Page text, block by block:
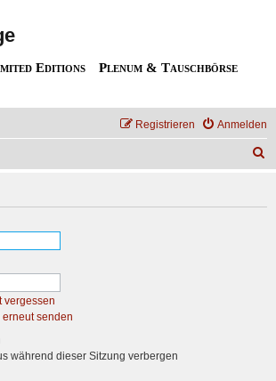
Editions
Plenum & Tauschbörse
Anmelden
Registrieren
vergessen
senden
während dieser Sitzung verbergen